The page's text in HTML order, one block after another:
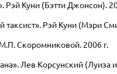
Куни (Бэтти Джонсон).
Рэй Куни (Мэри
Скоромниковой. 2006 г.
Лев Корсунский (Луиза